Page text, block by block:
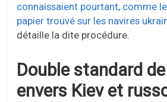
connaissaient pourtant, comme
papier trouvé sur les navires
détaille la dite procédure.
Double standard
envers Kiev et